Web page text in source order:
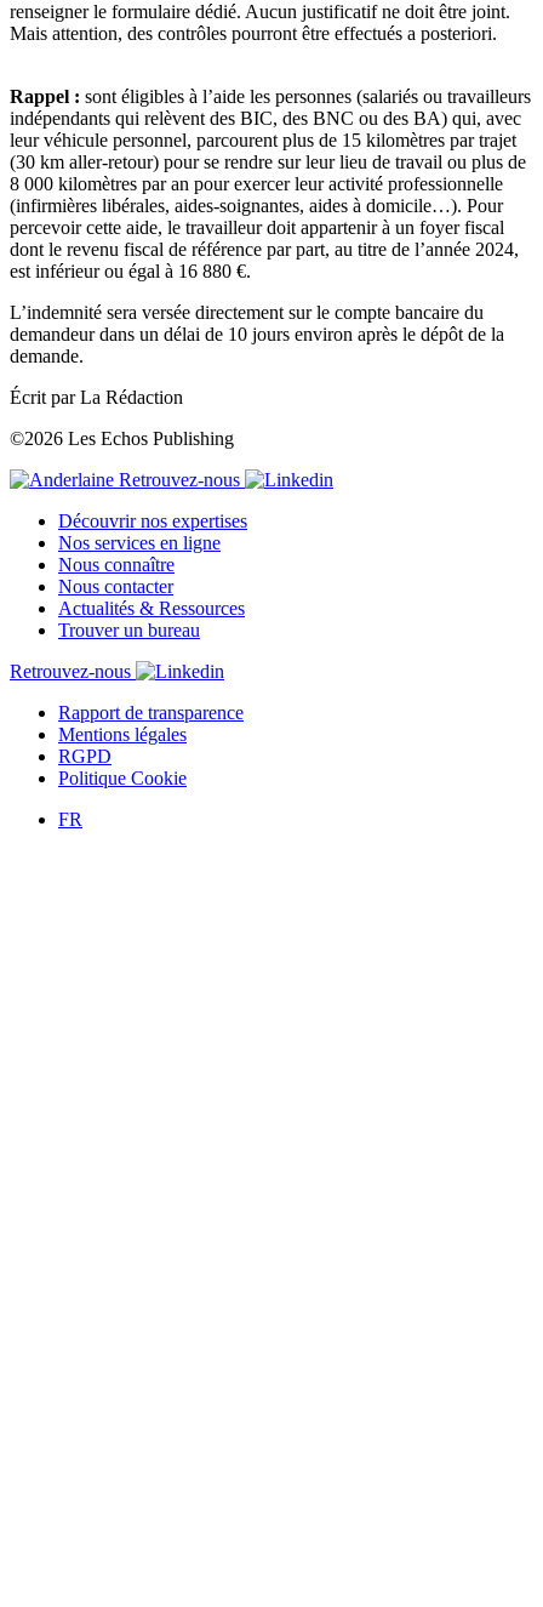
renseigner le formulaire dédié. Aucun justificatif ne doit être joint.
Mais attention, des contrôles pourront être effectués a posteriori.
Rappel : sont éligibles à l’aide les personnes (salariés ou travailleurs
indépendants qui relèvent des BIC, des BNC ou des BA) qui, avec
leur véhicule personnel, parcourent plus de 15 kilomètres par trajet
(30 km aller-retour) pour se rendre sur leur lieu de travail ou plus de
8 000 kilomètres par an pour exercer leur activité professionnelle
(infirmières libérales, aides-soignantes, aides à domicile…). Pour
percevoir cette aide, le travailleur doit appartenir à un foyer fiscal
dont le revenu fiscal de référence par part, au titre de l’année 2024,
est inférieur ou égal à 16 880 €.
L’indemnité sera versée directement sur le compte bancaire du
demandeur dans un délai de 10 jours environ après le dépôt de la
demande.
Écrit par La Rédaction
©2026 Les Echos Publishing
Retrouvez-nous
Découvrir nos expertises
Nos services en ligne
Nous connaître
Nous contacter
Actualités & Ressources
Trouver un bureau
Retrouvez-nous
Rapport de transparence
Mentions légales
RGPD
Politique Cookie
FR